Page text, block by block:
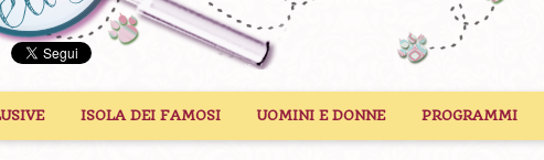
ISOLA DEI FAMOSI UOMINI E DONNE PROGRAMMI